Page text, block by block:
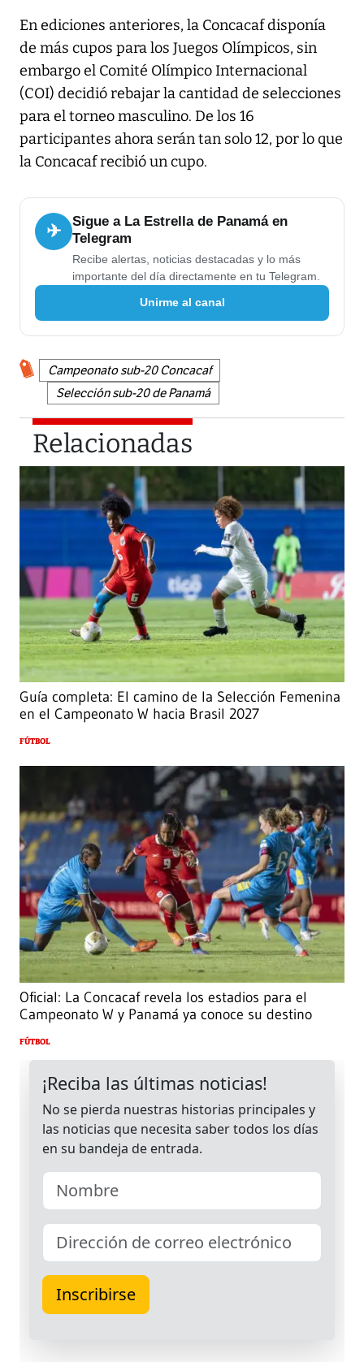
En ediciones anteriores, la Concacaf disponía
de más cupos para los Juegos Olímpicos, sin
embargo el Comité Olímpico Internacional
(COI) decidió rebajar la cantidad de selecciones
para el torneo masculino. De los 16
participantes ahora serán tan solo 12, por lo que
la Concacaf recibió un cupo.
✈
Sigue a La Estrella de Panamá en
Telegram
Recibe alertas, noticias destacadas y lo más
importante del día directamente en tu Telegram.
Unirme al canal
Campeonato sub-20 Concacaf
Selección sub-20 de Panamá
Relacionadas
Guía completa: El camino de la Selección Femenina
en el Campeonato W hacia Brasil 2027
FÚTBOL
Oficial: La Concacaf revela los estadios para el
Campeonato W y Panamá ya conoce su destino
FÚTBOL